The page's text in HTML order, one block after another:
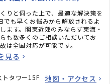
りと伺った上で、最適な解決策を
でも早くお悩みから解放されるよ
ます。関東近郊のみならず東海・
も数多くのご相談いただいてお
は全国対応が可能です。
見る
タワー15F 地図・アクセス